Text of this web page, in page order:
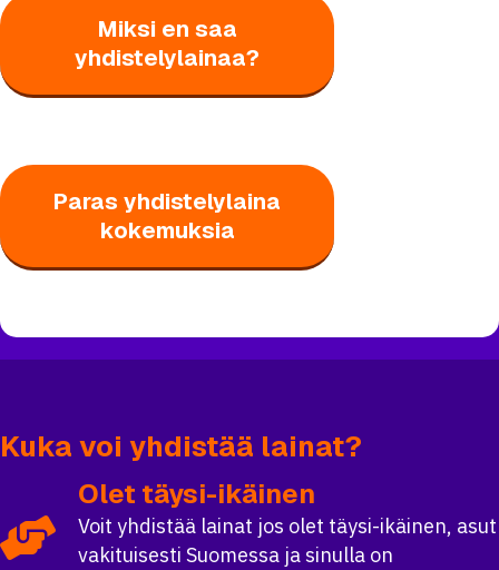
Miksi en saa
yhdistelylainaa?
Paras yhdistelylaina
kokemuksia
Kuka voi yhdistää lainat?
Olet täysi-ikäinen
Voit yhdistää lainat jos olet täysi-ikäinen, asut
vakituisesti Suomessa ja sinulla on